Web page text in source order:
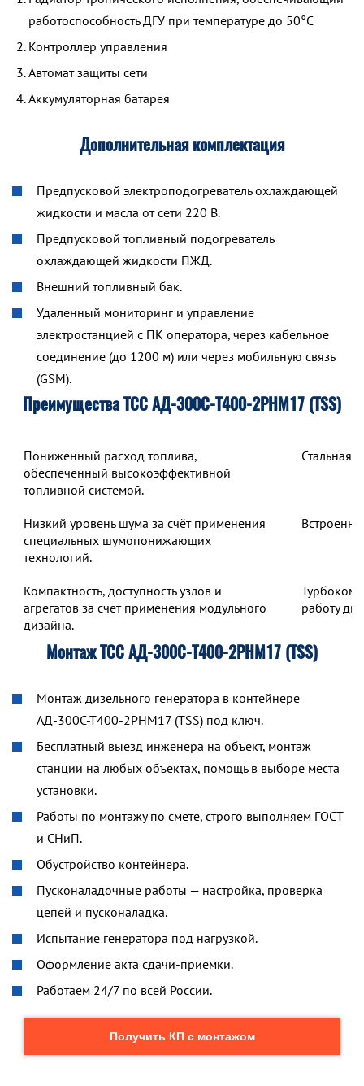
работоспособность ДГУ при температуре до 50°С
Контроллер управления
Автомат защиты сети
Аккумуляторная батарея
Дополнительная комплектация
Предпусковой электроподогреватель охлаждающей
жидкости и масла от сети 220 В.
Предпусковой топливный подогреватель
охлаждающей жидкости ПЖД.
Внешний топливный бак.
Удаленный мониторинг и управление
электростанцией с ПК оператора, через кабельное
соединение (до 1200 м) или через мобильную связь
(GSM).
Преимущества ТСС АД-300С-Т400-2РНМ17 (TSS)
Пониженный расход топлива,
обеспеченный высокоэффективной
топливной системой.
Стальная
Низкий уровень шума за счёт применения
специальных шумопонижающих
технологий.
Компактность, доступность узлов и
агрегатов за счёт применения модульного
дизайна.
работу
Монтаж ТСС АД-300С-Т400-2РНМ17 (TSS)
Монтаж дизельного генератора в контейнере
АД-300С-Т400-2РНМ17 (TSS) под ключ.
Бесплатный выезд инженера на объект, монтаж
станции на любых объектах, помощь в выборе места
установки.
Работы по монтажу по смете, строго выполняем ГОСТ
и СНиП.
Обустройство контейнера.
Пусконаладочные работы — настройка, проверка
цепей и пусконаладка.
Испытание генератора под нагрузкой.
Оформление акта сдачи-приемки.
Работаем 24/7 по всей России.
Получить КП с монтажом